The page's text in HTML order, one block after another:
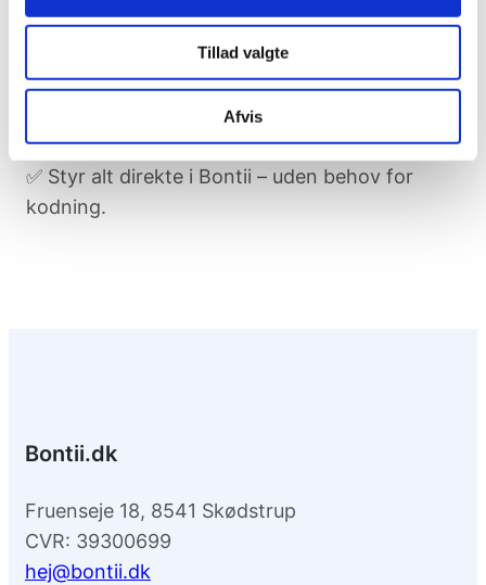
Tillad valgte
Afvis
✅ Gør indholdssiderne mere levende og
✅ Skab mersalg og relationer efter købet.
✅ Styr alt direkte i Bontii – uden behov for
kodning.
Bontii.dk
Fruenseje 18, 8541 Skødstrup
CVR: 39300699
hej@bontii.dk